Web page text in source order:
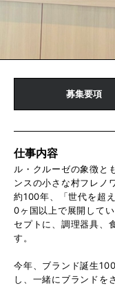
募集要項
仕事内容
ル・クルーゼの象徴と
ンスの小さな村フレノ
約100年、「世代を超
0ヶ国以上で展開して
セプトに、調理器具、
す。
今年、ブランド誕生
し、一緒にブランドを